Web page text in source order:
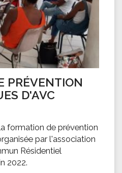
PRÉVENTION
D'AVC
formation de prévention
par l'association
Résidentiel
2022.